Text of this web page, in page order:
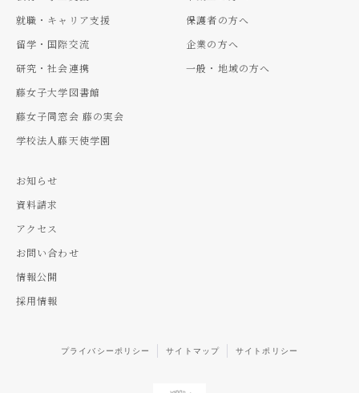
就職・キャリア支援
留学・国際交流
研究・社会連携
藤女子大学図書館
藤女子同窓会 藤の実会
学校法人藤天使学園
保護者の方へ
企業の方へ
一般・地域の方へ
お知らせ
資料請求
アクセス
お問い合わせ
情報公開
採用情報
プライバシーポリシー サイトマップ サイトポリシー